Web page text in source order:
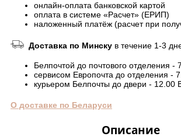
онлайн-оплата банковской картой
оплата в системе «Расчет» (ЕРИП)
наложенный платёж (расчет при
Доставка по Минску в течение 1-3
Белпочтой до почтового отделения -
сервисом Европочта до отделения -
курьером Белпочты до двери - 12.00
О доставке по Беларуси
Описание